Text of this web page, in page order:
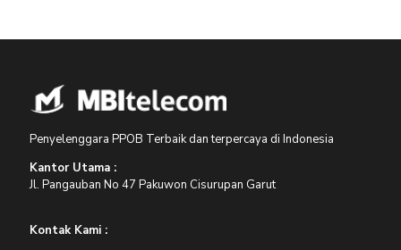
Penyelenggara PPOB Terbaik dan terpercaya di Indonesia
Kantor Utama :
Jl. Pangauban No 47 Pakuwon Cisurupan Garut
Kontak Kami :